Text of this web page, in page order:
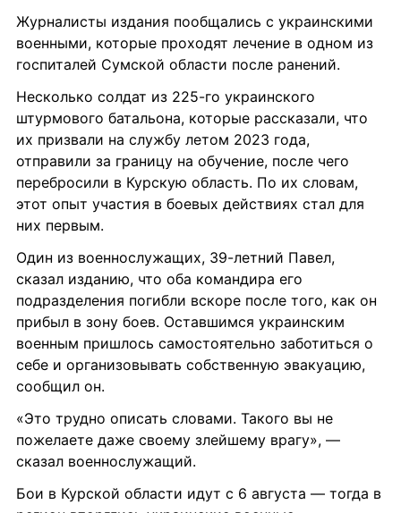
Журналисты издания пообщались с украинскими
военными, которые проходят лечение в одном из
госпиталей Сумской области после ранений.
Несколько солдат из 225-го украинского
штурмового батальона, которые рассказали, что
их призвали на службу летом 2023 года,
отправили за границу на обучение, после чего
перебросили в Курскую область. По их словам,
этот опыт участия в боевых действиях стал для
них первым.
Один из военнослужащих, 39-летний Павел,
сказал изданию, что оба командира его
подразделения погибли вскоре после того, как он
прибыл в зону боев. Оставшимся украинским
военным пришлось самостоятельно заботиться о
себе и организовывать собственную эвакуацию,
сообщил он.
«Это трудно описать словами. Такого вы не
пожелаете даже своему злейшему врагу», —
сказал военнослужащий.
Бои в Курской области идут с 6 августа — тогда в